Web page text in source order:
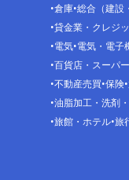
倉庫 総合（建設
貸金業・クレジ
電気 電気・電子
百貨店・スーパー
不動産売買 保険
油脂加工・洗剤
旅館・ホテル 旅